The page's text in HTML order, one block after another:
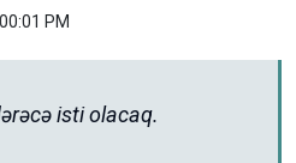
PM
isti olacaq.